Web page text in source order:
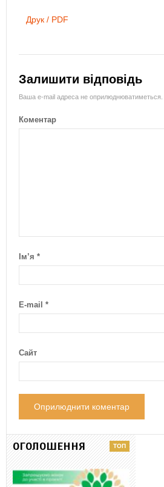
Друк / PDF
Залишити відповідь
Ваша e-mail адреса не оприлюднюватиметься.
Коментар
Ім’я *
E-mail *
Сайт
ОГОЛОШЕННЯ